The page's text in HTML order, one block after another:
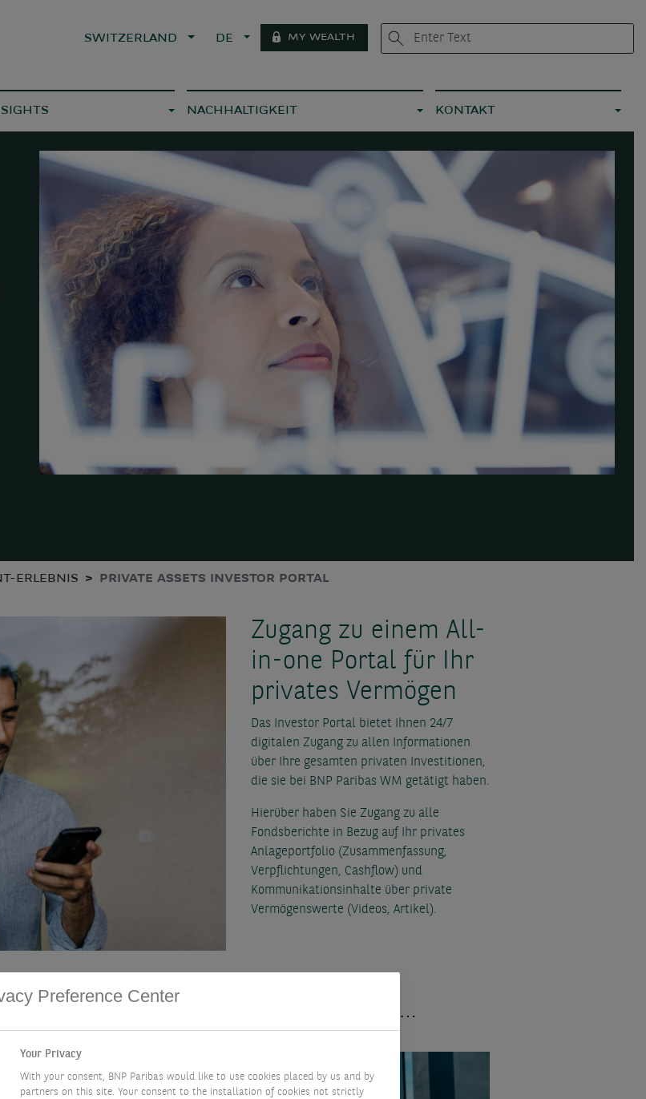
SWITZERLAND DE MY WEALTH
NACHHALTIGKEIT KONTAKT
ERLEBNIS PRIVATE ASSETS INVESTOR PORTAL
Zugang zu einem All-
in-one Portal für Ihr
privates Vermögen
Das Investor Portal bietet Ihnen 24/7
digitalen Zugang zu allen Informationen
über Ihre gesamten privaten Investitionen,
die sie bei BNP Paribas WM getätigt haben.
Hierüber haben Sie Zugang zu alle
Fondsberichte in Bezug auf Ihr privates
Anlageportfolio (Zusammenfassung,
Verpflichtungen, Cashflow) und
Kommunikationsinhalte über private
Vermögenswerte (Videos, Artikel).
Assets Investor Portal nutzen, …
Preference Center
Your Privacy
With your consent, BNP Paribas would like to use cookies placed by us and by
partners on this site. Your consent to the installation of cookies not strictly